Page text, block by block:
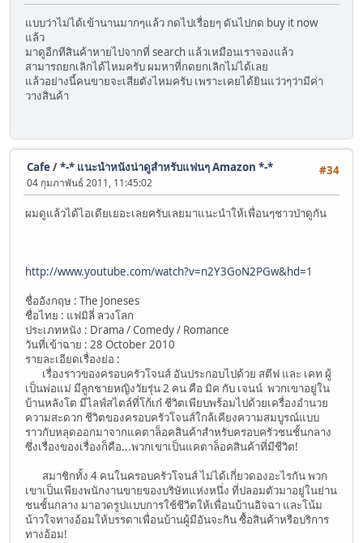
แบบว่าไม่ได้เข้านานมากๆแล้ว กดไปเรื่อยๆ ดันไปกด buy it now
แล้ว
มาดูอีกทีสินค้าหายไปจากที่ search แล้วเหมือนเราจองแล้ว
สามารถยกเลิกได้ไหมครับ ผมหาที่กดยกเลิกไม่ได้เลย
แล้วอย่างนี้คนขายจะเสียตังไหมครับ เพราะเคยได้ยินแว่วๆว่ามีค่า
วางสินค้า
#34
Cafe/*-* แนะนำหนังน่าดูสำหรับแฟนๆ Amazon *-*
04 กุมภาพันธ์ 2011, 11:45:02
ผมดูแล้วได้ไอเดียเยอะเลยครับเลยมาแนะนำให้เพื่อนๆชาวป่าดูกัน
http://www.youtube.com/watch?v=n2Y3GoN2PGw&hd=1
ชื่ออังกฤษ : The Joneses
ชื่อไทย : แฟมิลี่ ลวงโลก
ประเภทหนัง : Drama / Comedy / Romance
วันที่เข้าฉาย : 28 October 2010
รายละเอียดเรื่องย่อ :
เรื่องราวของครอบครัวโจนส์ อันประกอบไปด้วย สตีฟ และ เคท ผู้
เป็นพ่อแม่ มีลูกชายหญิงวัยรุ่น 2 คน คือ มิค กับ เจนน์ พวกเขาอยู่ใน
บ้านหลังโต มีไลฟ์สไตล์ที่โก้เก๋ ชีวิตเพียบพร้อมไปด้วยเครื่องอำนวย
ความสะดวก ชีวิตของครอบครัวโจนส์ใกล้เคียงความสมบูรณ์แบบ
ราวกับหลุดออกมาจากแคตาล็อคสินค้าสำหรับครอบครัวชนชั้นกลาง
ซึ่งเรื่องของเรื่องก็คือ...พวกเขาเป็นแคตาล็อคสินค้าที่มีชีวิต!
สมาชิกทั้ง 4 คนในครอบครัวโจนส์ ไม่ได้เกี่ยวดองอะไรกัน พวก
เขาเป็นเพียงพนักงานขายของบริษัทแห่งหนึ่ง ที่ปลอมตัวมาอยู่ในย่าน
ชนชั้นกลาง มาอวดรูปแบบการใช้ชีวิตให้เพื่อนบ้านอิจฉา และโน้ม
น้าวใจทางอ้อมให้บรรดาเพื่อนบ้านผู้มีอันจะกิน ซื้อสินค้าหรือบริการ
ทางอ้อม!